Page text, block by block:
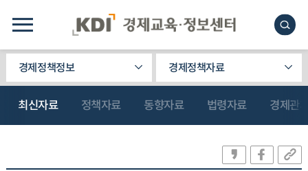
경제정책정보 경제정책자료
최신자료 정책자료 동향자료 법령자료 경제관